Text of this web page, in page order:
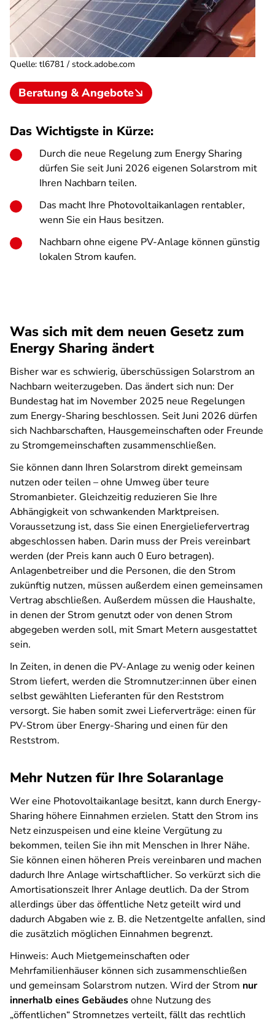
Quelle: tl6781 / stock.adobe.com
Beratung & Angebote
Das Wichtigste in Kürze:
Durch die neue Regelung zum Energy Sharing
dürfen Sie seit Juni 2026 eigenen Solarstrom mit
Ihren Nachbarn teilen.
Das macht Ihre Photovoltaikanlagen rentabler,
wenn Sie ein Haus besitzen.
Nachbarn ohne eigene PV-Anlage können günstig
lokalen Strom kaufen.
Was sich mit dem neuen Gesetz zum
Energy Sharing ändert
Bisher war es schwierig, überschüssigen Solarstrom an
Nachbarn weiterzugeben. Das ändert sich nun: Der
Bundestag hat im November 2025 neue Regelungen
zum Energy-Sharing beschlossen. Seit Juni 2026 dürfen
sich Nachbarschaften, Hausgemeinschaften oder Freunde
zu Stromgemeinschaften zusammenschließen.
Sie können dann Ihren Solarstrom direkt gemeinsam
nutzen oder teilen – ohne Umweg über teure
Stromanbieter. Gleichzeitig reduzieren Sie Ihre
Abhängigkeit von schwankenden Marktpreisen.
Voraussetzung ist, dass Sie einen Energieliefervertrag
abgeschlossen haben. Darin muss der Preis vereinbart
werden (der Preis kann auch 0 Euro betragen).
Anlagenbetreiber und die Personen, die den Strom
zukünftig nutzen, müssen außerdem einen gemeinsamen
Vertrag abschließen. Außerdem müssen die Haushalte,
in denen der Strom genutzt oder von denen Strom
abgegeben werden soll, mit Smart Metern ausgestattet
sein.
In Zeiten, in denen die PV-Anlage zu wenig oder keinen
Strom liefert, werden die Stromnutzer:innen über einen
selbst gewählten Lieferanten für den Reststrom
versorgt. Sie haben somit zwei Lieferverträge: einen für
PV-Strom über Energy-Sharing und einen für den
Reststrom.
Mehr Nutzen für Ihre Solaranlage
Wer eine Photovoltaikanlage besitzt, kann durch Energy-
Sharing höhere Einnahmen erzielen. Statt den Strom ins
Netz einzuspeisen und eine kleine Vergütung zu
bekommen, teilen Sie ihn mit Menschen in Ihrer Nähe.
Sie können einen höheren Preis vereinbaren und machen
dadurch Ihre Anlage wirtschaftlicher. So verkürzt sich die
Amortisationszeit Ihrer Anlage deutlich. Da der Strom
allerdings über das öffentliche Netz geteilt wird und
dadurch Abgaben wie z. B. die Netzentgelte anfallen, sind
die zusätzlich möglichen Einnahmen begrenzt.
Hinweis: Auch Mietgemeinschaften oder
Mehrfamilienhäuser können sich zusammenschließen
und gemeinsam Solarstrom nutzen. Wird der Strom nur
innerhalb eines Gebäudesohne Nutzung des
„öffentlichen“ Stromnetzes verteilt, fällt das rechtlich